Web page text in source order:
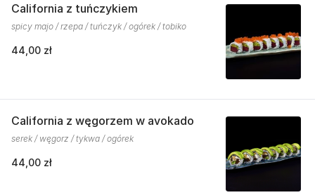
California z tuńczykiem
spicy majo / rzepa / tuńczyk / ogórek / tobiko
44,00 zł
California z węgorzem w avokado
serek / węgorz / tykwa / ogórek
44,00 zł